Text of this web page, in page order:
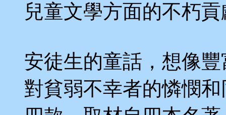
兒童文學方面的不朽
安徒生的童話，想像
對貧弱不幸者的憐憫